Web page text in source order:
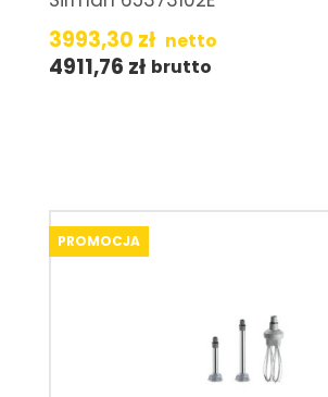
3993,30 zł netto
4911,76 zł brutto
PROMOCJA